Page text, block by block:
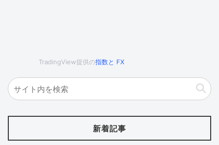
TradingView提供の指数と FX
新着記事